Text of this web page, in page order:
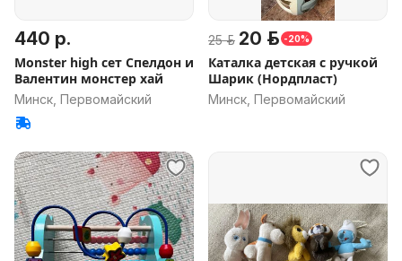
440 р.
Monster high сет Спелдон и
Валентин монстер хай
Минск, Первомайский
25 р. 20 р. -20%
Каталка детская с ручкой
Шарик (Нордпласт)
Минск, Первомайский